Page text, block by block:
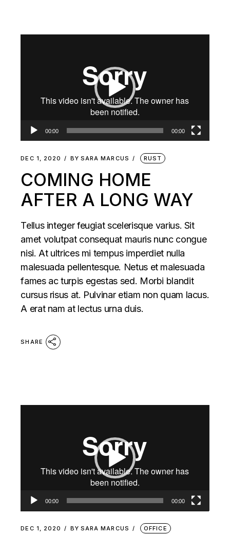
00:00 00:00
DEC 1, 2020 BY SARA MARCUS RUST
COMING HOME
AFTER A LONG WAY
Tellus integer feugiat scelerisque varius. Sit
amet volutpat consequat mauris nunc congue
nisi. At ultrices mi tempus imperdiet nulla
malesuada pellentesque. Netus et malesuada
fames ac turpis egestas sed. Morbi blandit
cursus risus at. Pulvinar etiam non quam lacus.
A erat nam at lectus urna duis.
SHARE
00:00 00:00
DEC 1, 2020 BY SARA MARCUS OFFICE